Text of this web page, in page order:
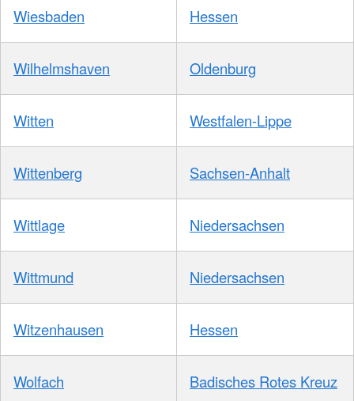
Wiesbaden Hessen
Wilhelmshaven Oldenburg
Witten Westfalen-Lippe
Wittenberg Sachsen-Anhalt
Wittlage Niedersachsen
Wittmund Niedersachsen
Witzenhausen Hessen
Wolfach Badisches Rotes Kreuz